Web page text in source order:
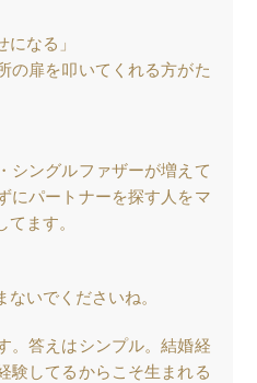
になる」
の扉を叩いてくれる方がた
シングルファザーが増えて
にパートナーを探す人をマ
てます。
いでくださいね。
。答えはシンプル。結婚経
験してるからこそ生まれる